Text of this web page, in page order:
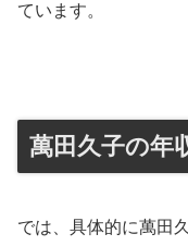
ています。
萬田久子の年
では、具体的に萬田